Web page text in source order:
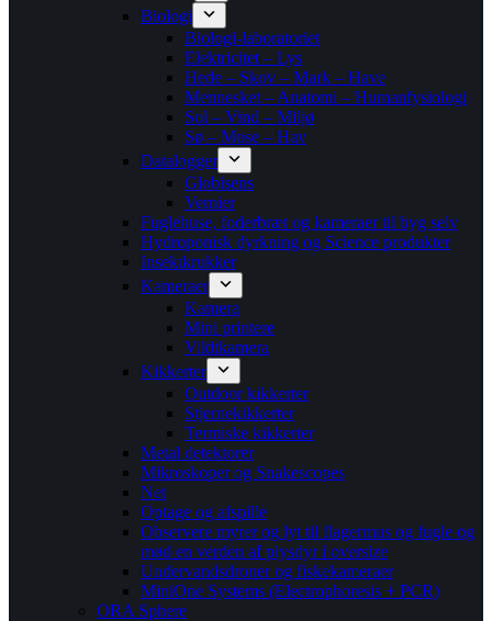
Biologi
Biologi-laboratoriet
Elektricitet – Lys
Hede – Skov – Mark – Have
Mennesket – Anatomi – Humanfysiologi
Sol – Vind – Miljø
Sø – Mose – Hav
Datalogger
Globisens
Vernier
Fuglehuse, foderbræt og kameraer til byg selv
Hydroponisk dyrkning og Science produkter
Insektkrukker
Kameraer
Kamera
Mini printere
Vildtkamera
Kikkerter
Outdoor kikkerter
Stjernekikkerter
Termiske kikkerter
Metal detektorer
Mikroskoper og Snakescopes
Net
Optage og afspille
Observere myrer og lyt til flagermus og fugle og
mød en verden af plysdyr i oversize
Undervandsdroner og fiskekameraer
MiniOne Systems (Electrophoresis + PCR)
ORA Sphere